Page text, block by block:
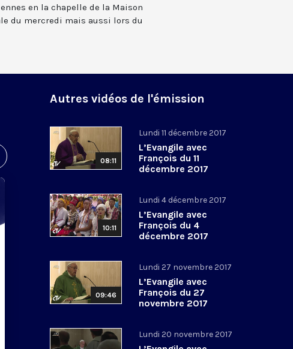
en la chapelle de la Maison
du mercredi mais aussi lors du
Autres vidéos de l'émission
08:11
Lundi 11 décembre 2017
L’Evangile avec
François du 11
décembre 2017
10:11
Lundi 4 décembre 2017
L’Evangile avec
François du 4
décembre 2017
09:46
Lundi 27 novembre 2017
L’Evangile avec
François du 27
novembre 2017
Lundi 20 novembre 2017